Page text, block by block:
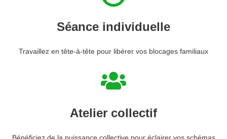
Séance individuelle
Travaillez en tête-à-tête pour libérer vos blocages familiaux
Atelier collectif